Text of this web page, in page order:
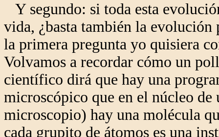
Y segundo: si toda esta
vida, ¿basta también la evolución
la primera pregunta yo quisiera
Volvamos a recordar cómo un
científico dirá que hay una
microscópico que en el núcleo
microscopio) hay una molécula
cada grupito de átomos es una